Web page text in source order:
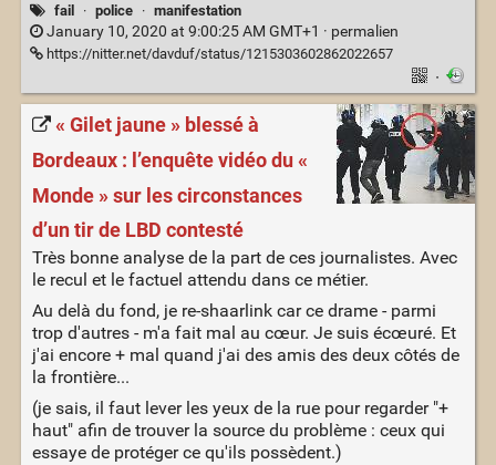
fail · police · manifestation
January 10, 2020 at 9:00:25 AM GMT+1 · permalien
https://nitter.net/davduf/status/1215303602862022657
·
« Gilet jaune » blessé à
Bordeaux : l’enquête vidéo du «
Monde » sur les circonstances
d’un tir de LBD contesté
Très bonne analyse de la part de ces journalistes. Avec
le recul et le factuel attendu dans ce métier.
Au delà du fond, je re-shaarlink car ce drame - parmi
trop d'autres - m'a fait mal au cœur. Je suis écœuré. Et
j'ai encore + mal quand j'ai des amis des deux côtés de
la frontière...
(je sais, il faut lever les yeux de la rue pour regarder "+
haut" afin de trouver la source du problème : ceux qui
essaye de protéger ce qu'ils possèdent.)